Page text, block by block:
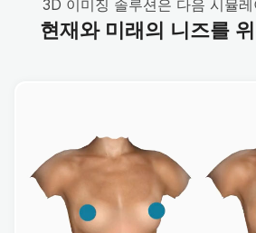
3D 이미징 솔루션은 다음 시뮬
현재와 미래의 니즈를